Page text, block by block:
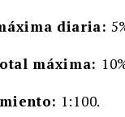
diaria:
máxima:
1:100.